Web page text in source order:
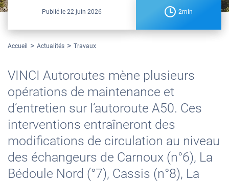
Publié le 22 juin 2026 2min
Accueil Actualités Travaux
VINCI Autoroutes mène plusieurs
opérations de maintenance et
d’entretien sur l’autoroute A50. Ces
interventions entraîneront des
modifications de circulation au niveau
des échangeurs de Carnoux (n°6), La
Bédoule Nord (°7), Cassis (n°8), La